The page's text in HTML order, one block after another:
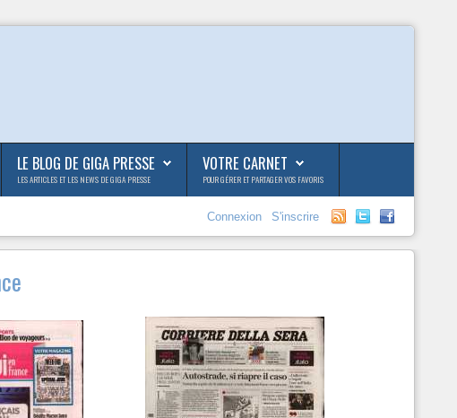
LE BLOG DE GIGA PRESSE
LES ARTICLES ET LES NEWS DE GIGA PRESSE
VOTRE CARNET
POUR GÉRER ET PARTAGER VOS FAVORIS
Connexion S'inscrire